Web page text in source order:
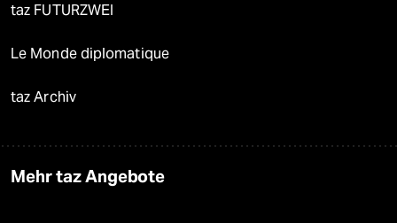
taz FUTURZWEI
Le Monde diplomatique
taz Archiv
Mehr taz Angebote